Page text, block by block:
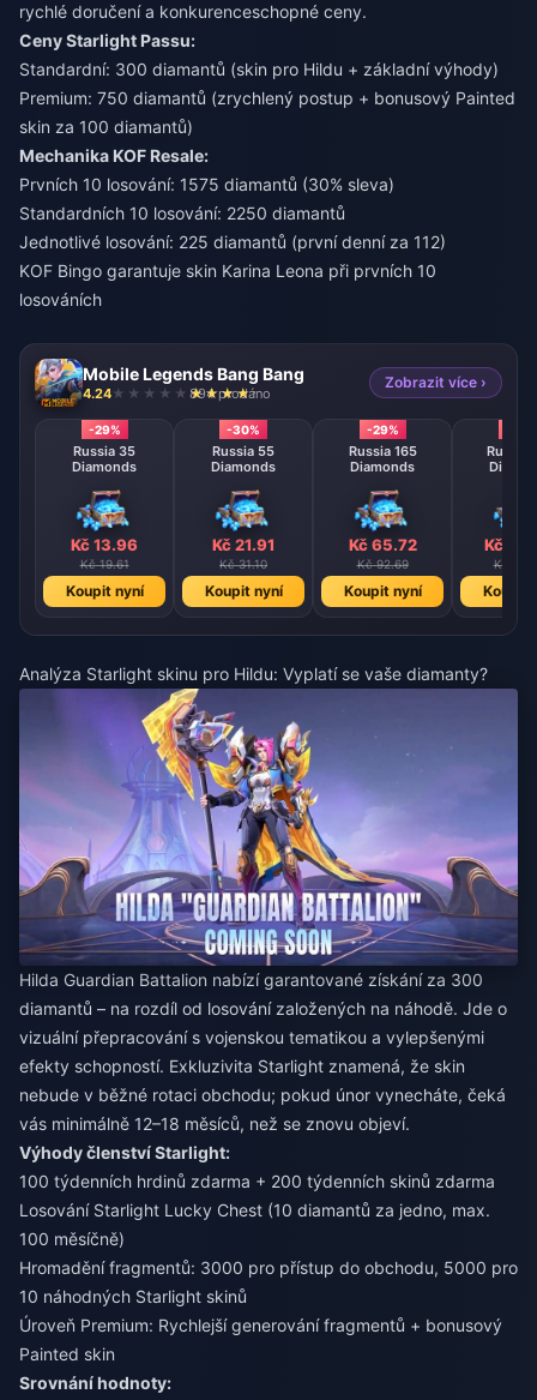
rychlé doručení a konkurenceschopné ceny.
Ceny Starlight Passu:
Standardní: 300 diamantů (skin pro Hildu + základní výhody)
Premium: 750 diamantů (zrychlený postup + bonusový Painted
skin za 100 diamantů)
Mechanika KOF Resale:
Prvních 10 losování: 1575 diamantů (30% sleva)
Standardních 10 losování: 2250 diamantů
Jednotlivé losování: 225 diamantů (první denní za 112)
KOF Bingo garantuje skin Karina Leona při prvních 10
losováních
Mobile Legends Bang Bang
4.24 894 prodáno
Zobrazit více ›
-29%
Russia 35
Diamonds
Kč 13.96
Kč 19.61
Koupit nyní
-30%
Russia 55
Diamonds
Kč 21.91
Kč 31.10
Koupit nyní
-29%
Russia 165
Diamonds
Kč 65.72
Kč 92.69
Koupit nyní
Russia
Kč
Kč
Koupit
Analýza Starlight skinu pro Hildu: Vyplatí se vaše diamanty?
Hilda Guardian Battalion nabízí garantované získání za 300
diamantů – na rozdíl od losování založených na náhodě. Jde o
vizuální přepracování s vojenskou tematikou a vylepšenými
efekty schopností. Exkluzivita Starlight znamená, že skin
nebude v běžné rotaci obchodu; pokud únor vynecháte, čeká
vás minimálně 12–18 měsíců, než se znovu objeví.
Výhody členství Starlight:
100 týdenních hrdinů zdarma + 200 týdenních skinů zdarma
Losování Starlight Lucky Chest (10 diamantů za jedno, max.
100 měsíčně)
Hromadění fragmentů: 3000 pro přístup do obchodu, 5000 pro
10 náhodných Starlight skinů
Úroveň Premium: Rychlejší generování fragmentů + bonusový
Painted skin
Srovnání hodnoty: